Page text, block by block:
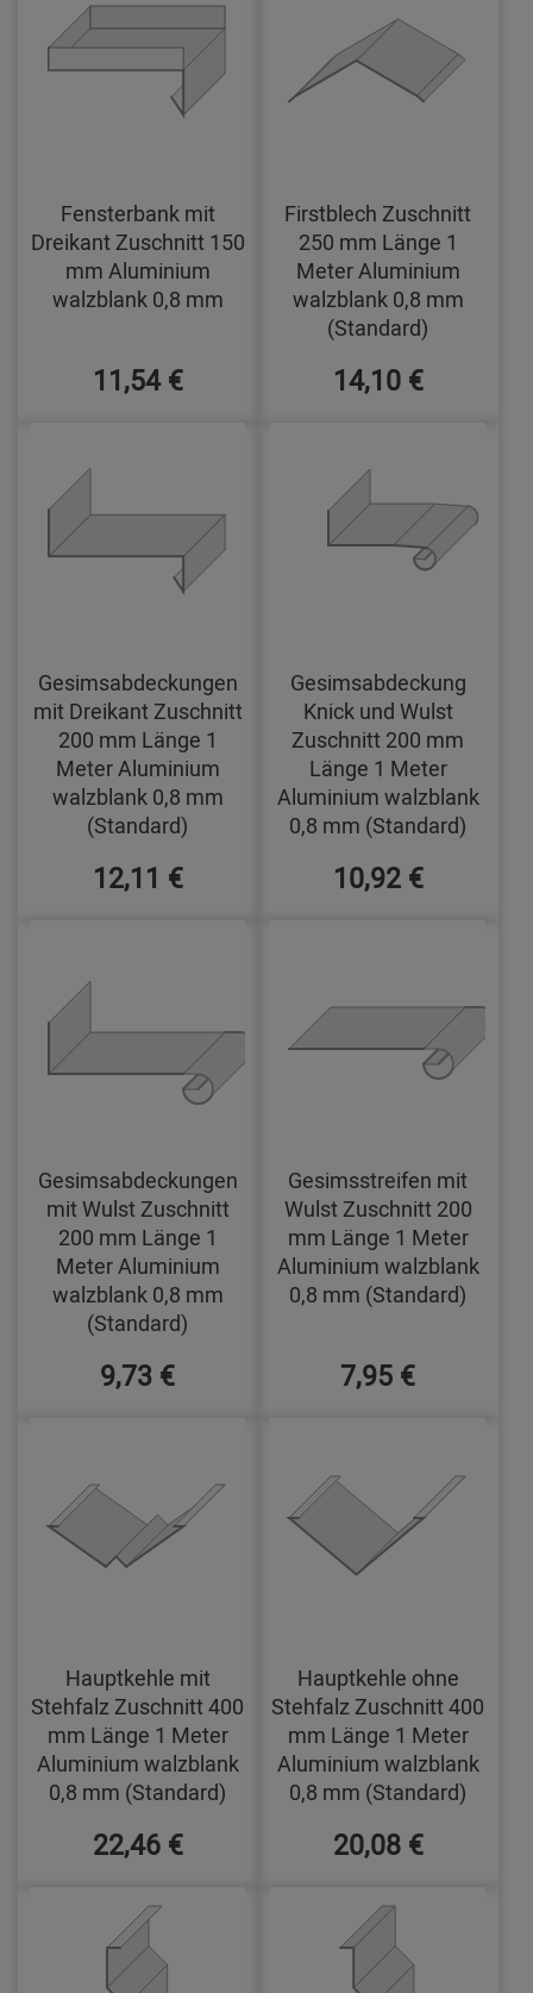
Fensterbank mit
Dreikant Zuschnitt 150
mm Aluminium
walzblank 0,8 mm
11,54 €
Firstblech Zuschnitt
250 mm Länge 1
Meter Aluminium
walzblank 0,8 mm
(Standard)
14,10 €
Gesimsabdeckungen
mit Dreikant Zuschnitt
200 mm Länge 1
Meter Aluminium
walzblank 0,8 mm
(Standard)
12,11 €
Gesimsabdeckung
Knick und Wulst
Zuschnitt 200 mm
Länge 1 Meter
Aluminium walzblank
0,8 mm (Standard)
10,92 €
Gesimsabdeckungen
mit Wulst Zuschnitt
200 mm Länge 1
Meter Aluminium
walzblank 0,8 mm
(Standard)
9,73 €
Gesimsstreifen mit
Wulst Zuschnitt 200
mm Länge 1 Meter
Aluminium walzblank
0,8 mm (Standard)
7,95 €
Hauptkehle mit
Stehfalz Zuschnitt 400
mm Länge 1 Meter
Aluminium walzblank
0,8 mm (Standard)
22,46 €
Hauptkehle ohne
Stehfalz Zuschnitt 400
mm Länge 1 Meter
Aluminium walzblank
0,8 mm (Standard)
20,08 €